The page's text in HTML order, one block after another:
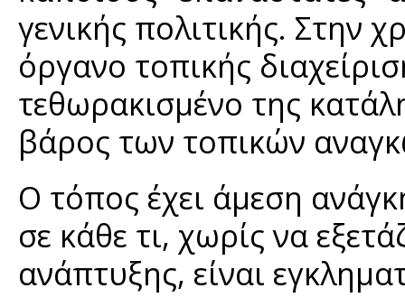
γενικής πολιτικής. Στην
όργανο τοπικής
τεθωρακισμένο της
βάρος των τοπικών
Ο τόπος έχει άμεση
σε κάθε τι, χωρίς να
ανάπτυξης, είναι